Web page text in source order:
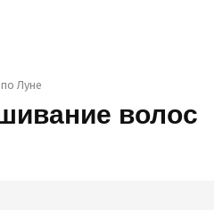
Луне
волос